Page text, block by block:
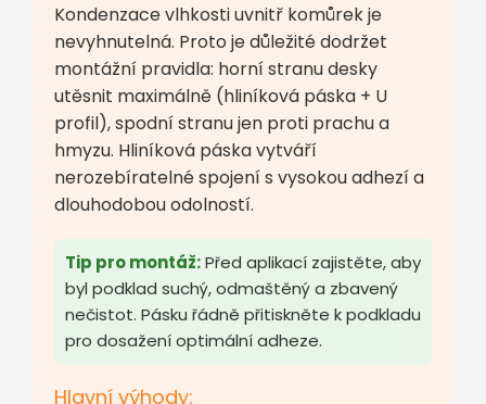
Kondenzace vlhkosti uvnitř komůrek je
nevyhnutelná. Proto je důležité dodržet
montážní pravidla: horní stranu desky
utěsnit maximálně (hliníková páska + U
profil), spodní stranu jen proti prachu a
hmyzu. Hliníková páska vytváří
nerozebíratelné spojení s vysokou adhezí a
dlouhodobou odolností.
Tip pro montáž:Před aplikací zajistěte, aby
byl podklad suchý, odmaštěný a zbavený
nečistot. Pásku řádně přitiskněte k podkladu
pro dosažení optimální adheze.
Hlavní výhody: